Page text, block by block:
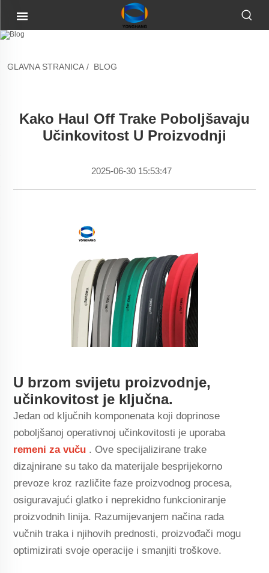
GLAVNA STRANICA / BLOG
Kako Haul Off Trake Poboljšavaju
Učinkovitost U Proizvodnji
2025-06-30 15:53:47
U brzom svijetu proizvodnje,
učinkovitost je ključna.
Jedan od ključnih komponenata koji doprinose
poboljšanoj operativnoj učinkovitosti je uporaba
remeni za vuču . Ove specijalizirane trake
dizajnirane su tako da materijale besprijekorno
prevoze kroz različite faze proizvodnog procesa,
osiguravajući glatko i neprekidno funkcioniranje
proizvodnih linija. Razumijevanjem načina rada
vučnih traka i njihovih prednosti, proizvođači mogu
optimizirati svoje operacije i smanjiti troškove.